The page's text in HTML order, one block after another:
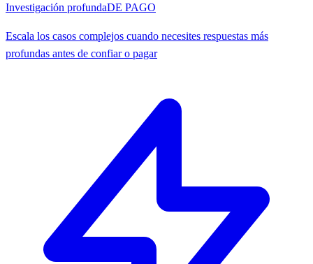
Investigación profundaDE PAGO
Escala los casos complejos cuando necesites respuestas más
profundas antes de confiar o pagar